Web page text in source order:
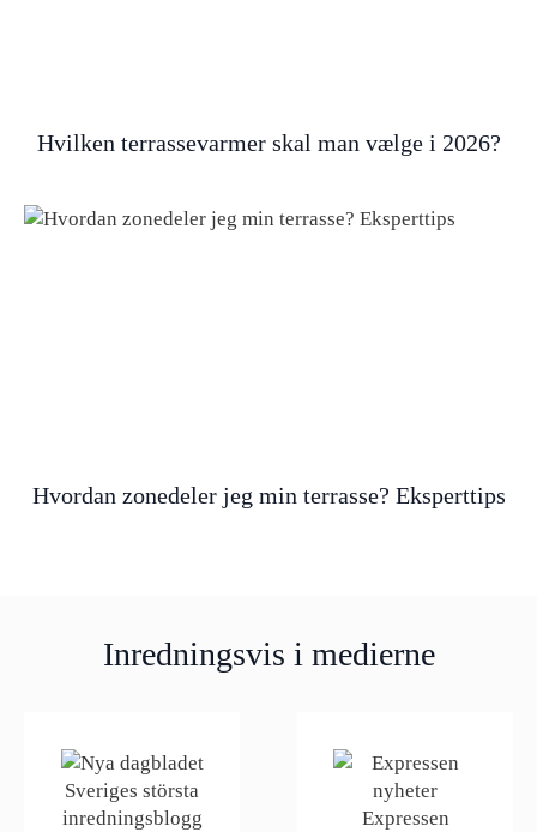
Hvilken terrassevarmer skal man vælge i 2026?
Hvordan zonedeler jeg min terrasse? Eksperttips
Inredningsvis i medierne
Sveriges största
inredningsblogg
Expressen